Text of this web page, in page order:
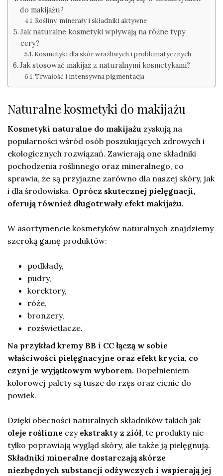
do makijażu?
Rośliny, minerały i składniki aktywne
Jak naturalne kosmetyki wpływają na różne typy
cery?
Kosmetyki dla skór wrażliwych i problematycznych
Jak stosować makijaż z naturalnymi kosmetykami?
Trwałość i intensywna pigmentacja
Naturalne kosmetyki do makijażu
Kosmetyki naturalne do makijażu zyskują na
popularności wśród osób poszukujących zdrowych i
ekologicznych rozwiązań. Zawierają one składniki
pochodzenia roślinnego oraz mineralnego, co
sprawia, że są przyjazne zarówno dla naszej skóry, jak
i dla środowiska. Oprócz skutecznej pielęgnacji,
oferują również długotrwały efekt makijażu.
W asortymencie kosmetyków naturalnych znajdziemy
szeroką gamę produktów:
podkłady,
pudry,
korektory,
róże,
bronzery,
rozświetlacze.
Na przykład kremy BB i CC łączą w sobie
właściwości pielęgnacyjne oraz efekt krycia, co
czyni je wyjątkowym wyborem. Dopełnieniem
kolorowej palety są tusze do rzęs oraz cienie do
powiek.
Dzięki obecności naturalnych składników takich jak
oleje roślinne czy ekstrakty z ziół, te produkty nie
tylko poprawiają wygląd skóry, ale także ją pielęgnują.
Składniki mineralne dostarczają skórze
niezbędnych substancji odżywczych i wspierają jej